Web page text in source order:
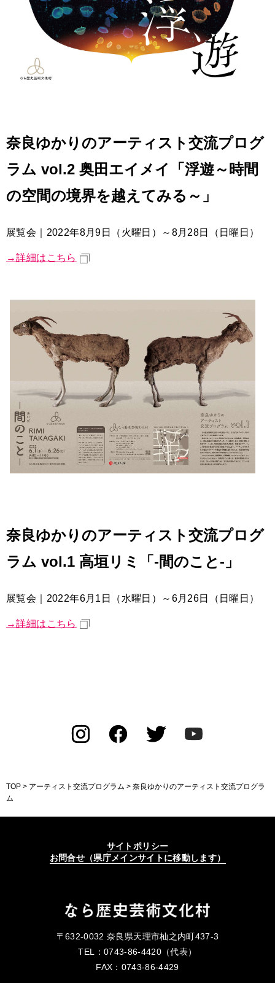
奈良ゆかりのアーティスト交流プログ
ラム vol.2 奥田エイメイ「浮遊～時間
の空間の境界を越えてみる～」
展覧会｜2022年8月9日（火曜日）～8月28日（日曜日）
→詳細はこちら
奈良ゆかりのアーティスト交流プログ
ラム vol.1 高垣リミ「-間のこと-」
展覧会｜2022年6月1日（水曜日）～6月26日（日曜日）
→詳細はこちら
TOP > アーティスト交流プログラム > 奈良ゆかりのアーティスト交流プログラ
ム
サイトポリシー
お問合せ（県庁メインサイトに移動します）
〒632-0032 奈良県天理市杣之内町437-3
TEL：0743-86-4420（代表）
FAX：0743-86-4429